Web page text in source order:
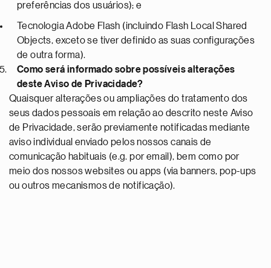
preferências dos usuários); e
Tecnologia Adobe Flash (incluindo Flash Local Shared
Objects, exceto se tiver definido as suas configurações
de outra forma).
Como será informado sobre possíveis alterações
deste Aviso de Privacidade?
Quaisquer alterações ou ampliações do tratamento dos
seus dados pessoais em relação ao descrito neste Aviso
de Privacidade, serão previamente notificadas mediante
aviso individual enviado pelos nossos canais de
comunicação habituais (e.g. por email), bem como por
meio dos nossos websites ou apps (via banners, pop-ups
ou outros mecanismos de notificação).